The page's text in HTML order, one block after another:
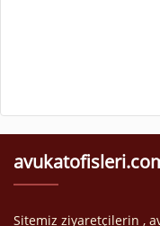
Sitemiz ziyaretçilerin ,